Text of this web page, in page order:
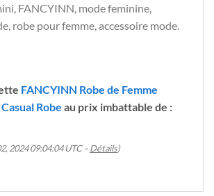
FANCYINN, mode feminine,
robe pour femme, accessoire mode.
FANCYINN Robe de Femme
Robe au prix imbattable de :
2024 09:04:04 UTC –Détails)